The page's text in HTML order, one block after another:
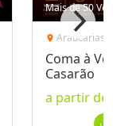
Mais de 50
location_on Araucárias
Coma à
Casarão
a partir de